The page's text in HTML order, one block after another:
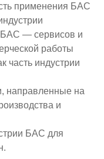
Экспо
применения БАС
БАС — сервисов и
работы
часть индустрии
направленные на
и
БАС для